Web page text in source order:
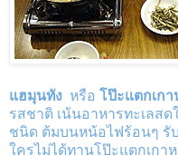
แฮมุนทัง หรือ โป๊ะแตกเกา
รสชาติ เน้นอาหารทะเลส
ชนิด ต้มบนหน้อไฟร้อนๆ รั
ใครไม่ได้ทานโป๊ะแตกเกา